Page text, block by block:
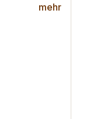
mehr